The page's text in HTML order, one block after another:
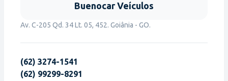
Buenocar Veículos
Av. C-205 Qd. 34 Lt. 05, 452. Goiânia - GO.
(62) 3274-1541
(62) 99299-8291